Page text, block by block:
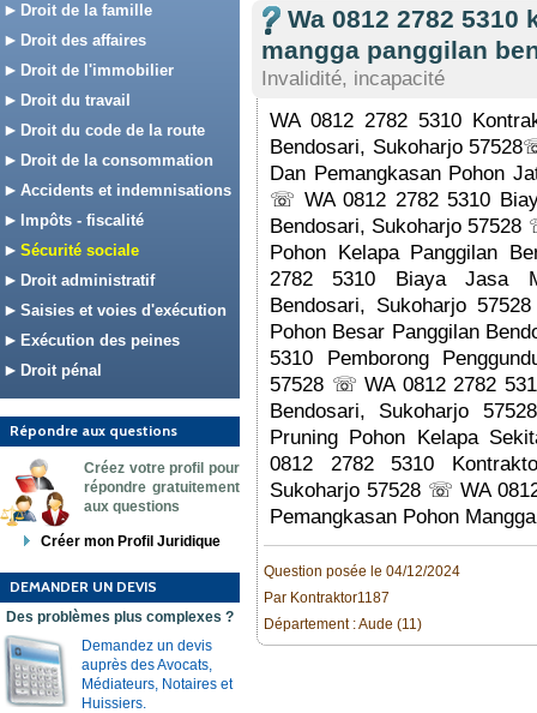
Droit de la famille
Droit des affaires
Droit de l'immobilier
Droit du travail
Droit du code de la route
Droit de la consommation
Accidents et indemnisations
Impôts - fiscalité
Sécurité sociale
Droit administratif
Saisies et voies d'exécution
Exécution des peines
Droit pénal
Répondre aux questions
Créez votre profil pour
répondre gratuitement
aux questions
Créer mon Profil Juridique
DEMANDER UN DEVIS
Des problèmes plus complexes ?
Demandez un devis
auprès des Avocats,
Médiateurs, Notaires et
Huissiers.
Wa 0812 2782
mangga panggilan
Invalidité, incapacité
WA 0812 2782 5310
Bendosari, Sukoharjo
Dan Pemangkasan Pohon
☏ WA 0812 2782 5310
Bendosari, Sukoharjo
Pohon Kelapa Panggilan
2782 5310 Biaya Jasa
Bendosari, Sukoharjo
Pohon Besar Panggilan
5310 Pemborong
57528 ☏ WA 0812 2782
Bendosari, Sukoharjo
Pruning Pohon Kelapa
0812 2782 5310
Sukoharjo 57528 ☏ WA
Pemangkasan Pohon
Question posée le 04/12/2024
Par Kontraktor1187
Département : Aude (11)